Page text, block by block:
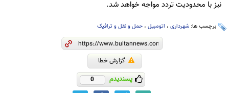
نیز با محدودیت تردد مواجه خواهد شد.
برچسب ها: شهرداری ، اتومبیل ، حمل و نقل و ترافیک
گزارش خطا
پسندیدم 0